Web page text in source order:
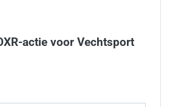
actie voor Vechtsport